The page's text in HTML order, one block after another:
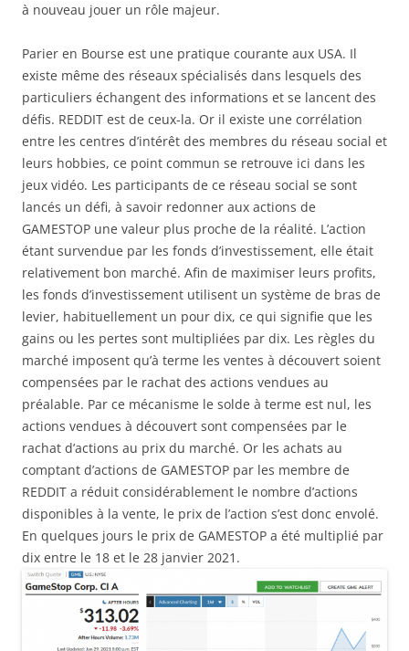
à nouveau jouer un rôle majeur.
Parier en Bourse est une pratique courante aux USA. Il
existe même des réseaux spécialisés dans lesquels des
particuliers échangent des informations et se lancent des
défis. REDDIT est de ceux-la. Or il existe une corrélation
entre les centres d’intérêt des membres du réseau social et
leurs hobbies, ce point commun se retrouve ici dans les
jeux vidéo. Les participants de ce réseau social se sont
lancés un défi, à savoir redonner aux actions de
GAMESTOP une valeur plus proche de la réalité. L’action
étant survendue par les fonds d’investissement, elle était
relativement bon marché. Afin de maximiser leurs profits,
les fonds d’investissement utilisent un système de bras de
levier, habituellement un pour dix, ce qui signifie que les
gains ou les pertes sont multipliées par dix. Les règles du
marché imposent qu’à terme les ventes à découvert soient
compensées par le rachat des actions vendues au
préalable. Par ce mécanisme le solde à terme est nul, les
actions vendues à découvert sont compensées par le
rachat d’actions au prix du marché. Or les achats au
comptant d’actions de GAMESTOP par les membre de
REDDIT a réduit considérablement le nombre d’actions
disponibles à la vente, le prix de l’action s’est donc envolé.
En quelques jours le prix de GAMESTOP a été multiplié par
dix entre le 18 et le 28 janvier 2021.